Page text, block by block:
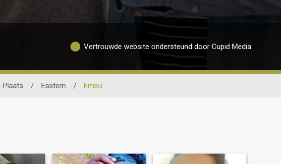
Vertrouwde website ondersteund door Cupid Media
Plaats / Eastern / Embu